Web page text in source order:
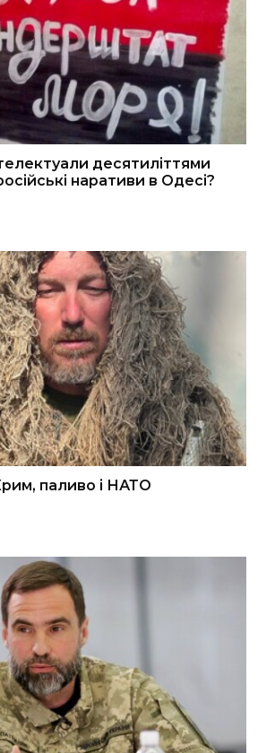
десятиліттями
наративи в Одесі?
паливо і НАТО